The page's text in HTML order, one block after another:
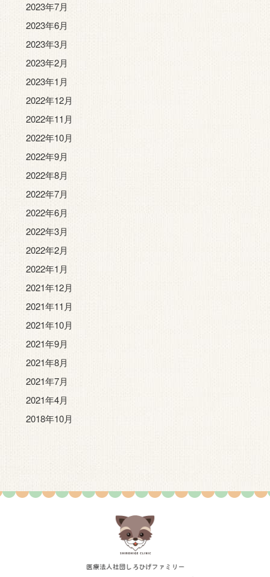
2023年7月
2023年6月
2023年3月
2023年2月
2023年1月
2022年12月
2022年11月
2022年10月
2022年9月
2022年8月
2022年7月
2022年6月
2022年3月
2022年2月
2022年1月
2021年12月
2021年11月
2021年10月
2021年9月
2021年8月
2021年7月
2021年4月
2018年10月